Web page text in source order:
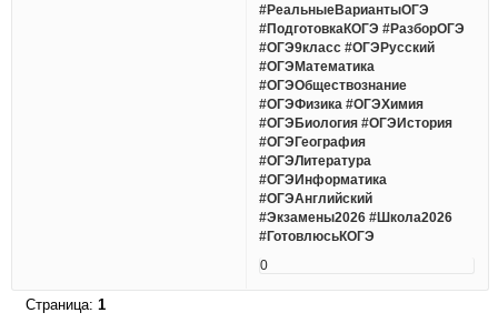
#РеальныеВариантыОГЭ
#ПодготовкаКОГЭ #РазборОГЭ
#ОГЭ9класс #ОГЭРусский
#ОГЭМатематика
#ОГЭОбществознание
#ОГЭФизика #ОГЭХимия
#ОГЭБиология #ОГЭИстория
#ОГЭГеография
#ОГЭЛитература
#ОГЭИнформатика
#ОГЭАнглийский
#Экзамены2026 #Школа2026
#ГотовлюсьКОГЭ
0
Страница: 1